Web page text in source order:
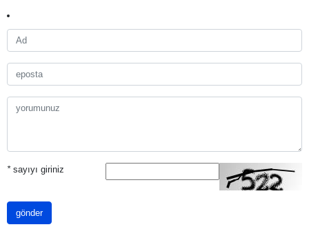
*sayıyı giriniz
gönder